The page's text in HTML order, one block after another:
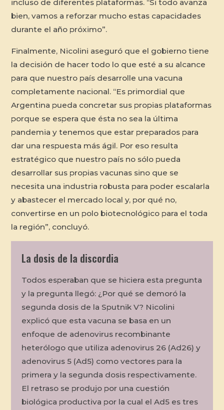
incluso de diferentes plataformas. “Si todo avanza
bien, vamos a reforzar mucho estas capacidades
durante el año próximo”.
Finalmente, Nicolini aseguró que el gobierno tiene
la decisión de hacer todo lo que esté a su alcance
para que nuestro país desarrolle una vacuna
completamente nacional. “Es primordial que
Argentina pueda concretar sus propias plataformas
porque se espera que ésta no sea la última
pandemia y tenemos que estar preparados para
dar una respuesta más ágil. Por eso resulta
estratégico que nuestro país no sólo pueda
desarrollar sus propias vacunas sino que se
necesita una industria robusta para poder escalarla
y abastecer el mercado local y, por qué no,
convertirse en un polo biotecnológico para el toda
la región”, concluyó.
La dosis de la discordia
Todos esperaban que se hiciera esta pregunta
y la pregunta llegó: ¿Por qué se demoró la
segunda dosis de la Sputnik V? Nicolini
explicó que esta vacuna se basa en un
enfoque de adenovirus recombinante
heterólogo que utiliza adenovirus 26 (Ad26) y
adenovirus 5 (Ad5) como vectores para la
primera y la segunda dosis respectivamente.
El retraso se produjo por una cuestión
biológica productiva por la cual el Ad5 es tres